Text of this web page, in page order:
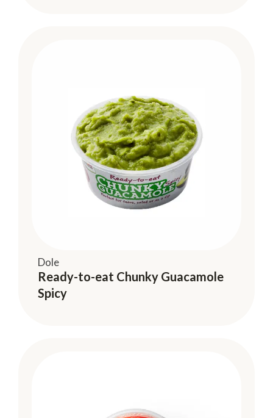
Dole
Ready-to-eat Chunky Guacamole
Spicy